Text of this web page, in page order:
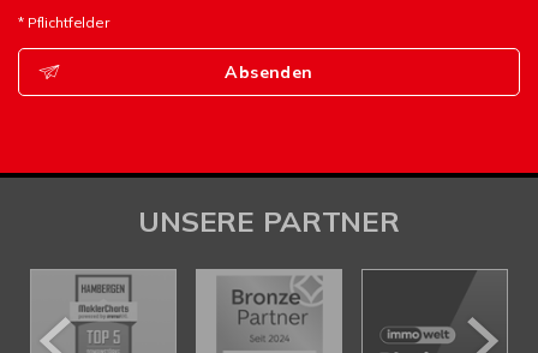
* Pflichtfelder
Absenden
UNSERE PARTNER